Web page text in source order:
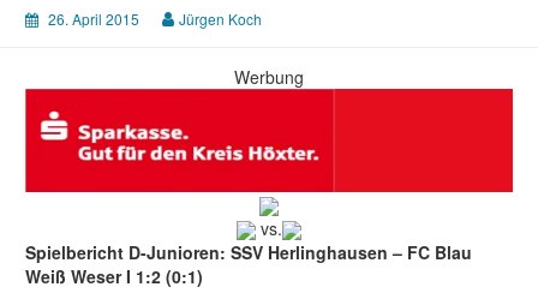
26. April 2015 Jürgen Koch
Werbung
vs.
Spielbericht D-Junioren: SSV Herlinghausen – FC Blau
Weiß Weser I 1:2 (0:1)